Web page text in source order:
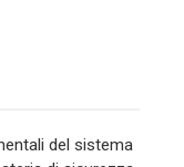
del sistema